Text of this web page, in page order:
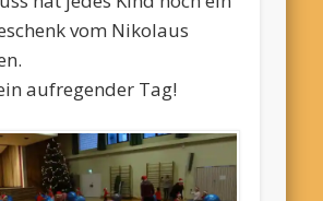
vom Nikolaus
aufregender Tag!